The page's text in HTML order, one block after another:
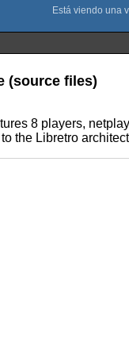
(source files)
8 players,
the Libretro